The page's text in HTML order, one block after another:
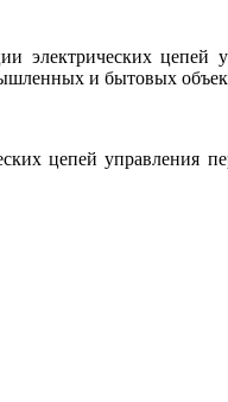
электрических
и бытовых
цепей